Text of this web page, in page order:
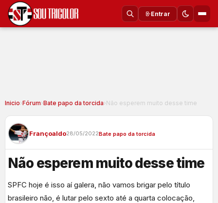
Entrar
Inicio›Fórum›Bate papo da torcida›Não esperem muito desse time
Françoaldo28/05/2022Bate papo da torcida
Não esperem muito desse time
SPFC hoje é isso aí galera, não vamos brigar pelo título
brasileiro não, é lutar pelo sexto até a quarta colocação,